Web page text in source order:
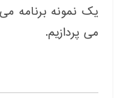
یک نمونه برنامه
می پردازیم.